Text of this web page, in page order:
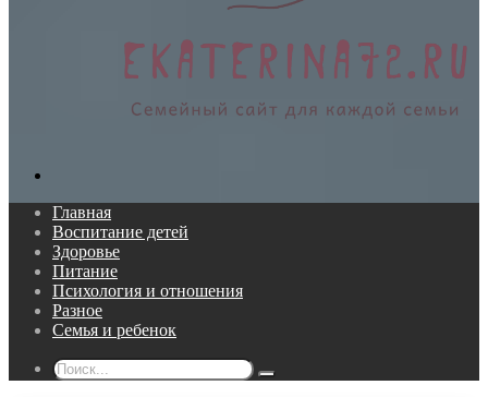
Главная
Воспитание детей
Здоровье
Питание
Психология и отношения
Разное
Семья и ребенок
Поиск...